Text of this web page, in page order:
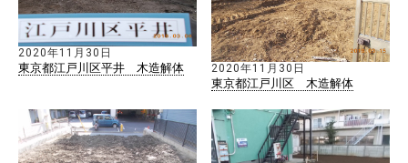
2020年11月30日
東京都江戸川区平井 木造解体 2020年11月30日
東京都江戸川区 木造解体